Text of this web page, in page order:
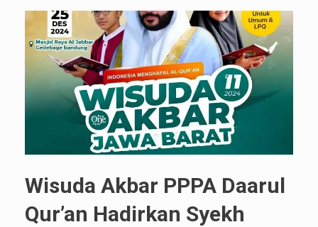
Wisuda Akbar PPPA Daarul
Qur’an Hadirkan Syekh